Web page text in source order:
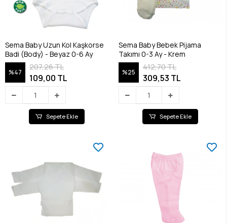
Sema Baby Uzun Kol Kaşkorse
Badi (Body) - Beyaz 0-6 Ay
%47
207,26 TL
109,00 TL
Sepete Ekle
Sema Baby Bebek Pijama
Takımı 0-3 Ay - Krem
%25
412,70 TL
309,53 TL
Sepete Ekle